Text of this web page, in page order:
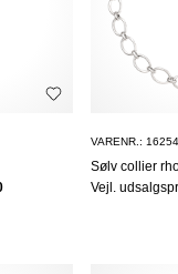
VARENR.:
Sølv collier
Vejl.